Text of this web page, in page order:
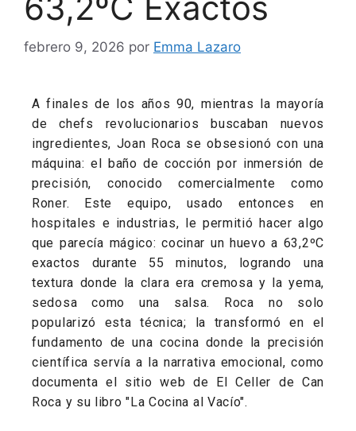
febrero 9, 2026 por Emma Lazaro
A finales de los años 90, mientras la mayoría
de chefs revolucionarios buscaban nuevos
ingredientes, Joan Roca se obsesionó con una
máquina: el baño de cocción por inmersión de
precisión, conocido comercialmente como
Roner. Este equipo, usado entonces en
hospitales e industrias, le permitió hacer algo
que parecía mágico: cocinar un huevo a 63,2ºC
exactos durante 55 minutos, logrando una
textura donde la clara era cremosa y la yema,
sedosa como una salsa. Roca no solo
popularizó esta técnica; la transformó en el
fundamento de una cocina donde la precisión
científica servía a la narrativa emocional, como
documenta el sitio web de El Celler de Can
Roca y su libro "La Cocina al Vacío".